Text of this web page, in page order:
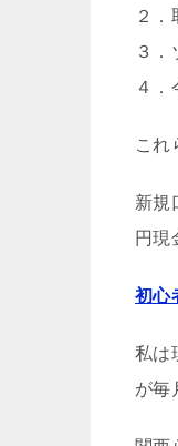
２
３．
４．
これ
新規
円現
初心
私は
が毎